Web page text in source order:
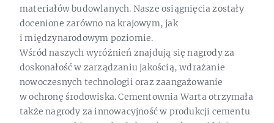
materiałów budowlanych. Nasze osiągnięcia zostały
docenione zarówno na krajowym, jak
i międzynarodowym poziomie.
Wśród naszych wyróżnień znajdują się nagrody za
doskonałość w zarządzaniu jakością, wdrażanie
nowoczesnych technologii oraz zaangażowanie
w ochronę środowiska. Cementownia Warta otrzymała
także nagrody za innowacyjność w produkcji cementu